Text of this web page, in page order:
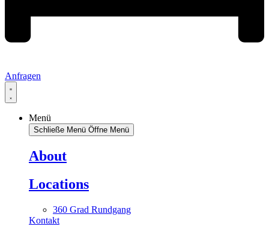
Anfragen
Menü
Schließe Menü Öffne Menü
About
Locations
360 Grad Rundgang
Kontakt